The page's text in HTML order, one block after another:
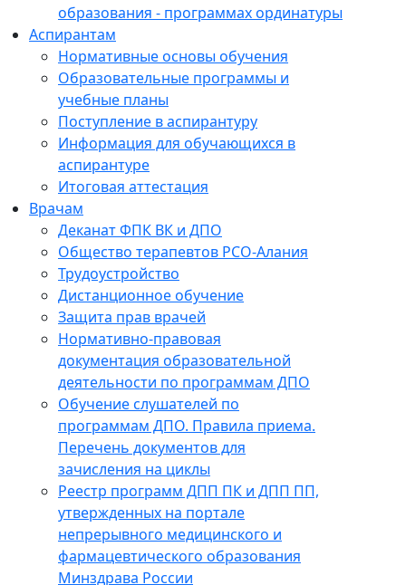
образования - программах ординатуры
Аспирантам
Нормативные основы обучения
Образовательные программы и
учебные планы
Поступление в аспирантуру
Информация для обучающихся в
аспирантуре
Итоговая аттестация
Врачам
Деканат ФПК ВК и ДПО
Общество терапевтов РСО-Алания
Трудоустройство
Дистанционное обучение
Защита прав врачей
Нормативно-правовая
документация образовательной
деятельности по программам ДПО
Обучение слушателей по
программам ДПО. Правила приема.
Перечень документов для
зачисления на циклы
Реестр программ ДПП ПК и ДПП ПП,
утвержденных на портале
непрерывного медицинского и
фармацевтического образования
Минздрава России